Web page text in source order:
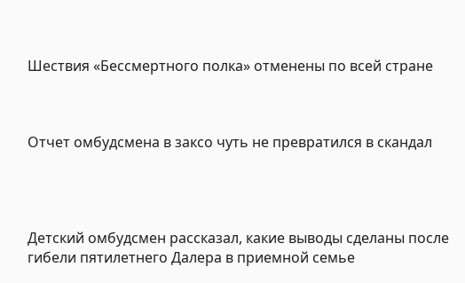
Шествия «Бессмертного полка» отменены по всей стране
Отчет омбудсмена в заксо чуть не превратился в скандал
Детский омбудсмен рассказал, какие выводы сделаны после
гибели пятилетнего Далера в приемной семье